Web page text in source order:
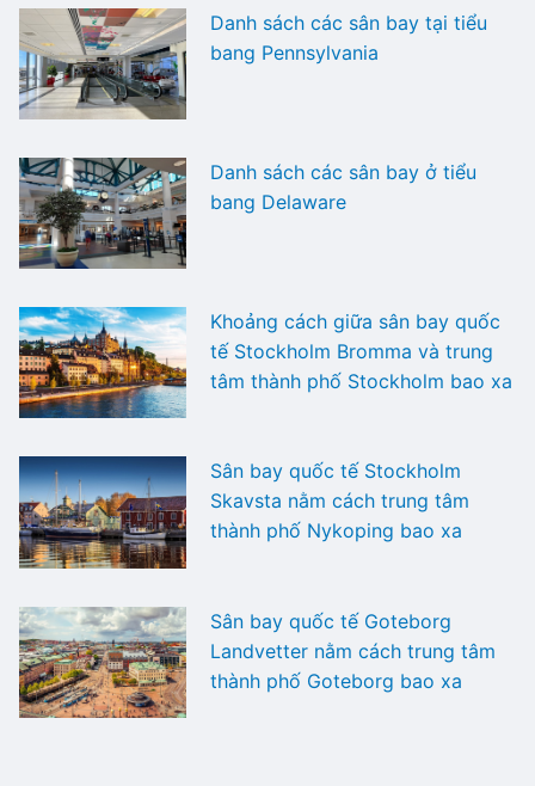
Danh sách các sân bay tại tiểu
bang Pennsylvania
Danh sách các sân bay ở tiểu
bang Delaware
Khoảng cách giữa sân bay quốc
tế Stockholm Bromma và trung
tâm thành phố Stockholm bao xa
Sân bay quốc tế Stockholm
Skavsta nằm cách trung tâm
thành phố Nykoping bao xa
Sân bay quốc tế Goteborg
Landvetter nằm cách trung tâm
thành phố Goteborg bao xa